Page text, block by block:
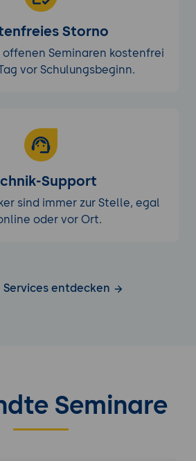
Storno
Seminaren kostenfrei
vor Schulungsbeginn.
Support
sind immer zur Stelle, egal
oder vor Ort.
Services entdecken
Seminare